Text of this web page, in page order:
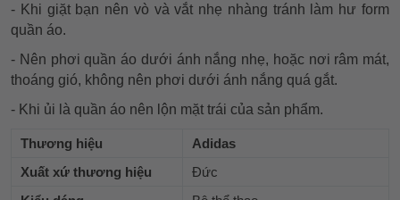
- Khi giặt bạn nên vò và vắt nhẹ nhàng tránh làm hư form
quần áo.
- Nên phơi quần áo dưới ánh nắng nhẹ, hoặc nơi râm mát,
thoáng gió, không nên phơi dưới ánh nắng quá gắt.
- Khi ủi là quần áo nên lộn mặt trái của sản phẩm.
Thương hiệu
Adidas
Xuất xứ thương hiệu
Đức